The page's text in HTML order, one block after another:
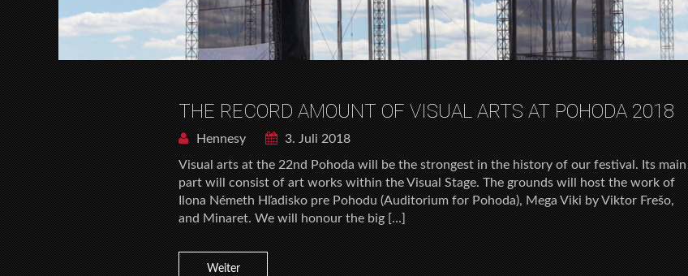
THE RECORD AMOUNT OF VISUAL ARTS AT POHODA 2018
Hennesy
3. Juli 2018
Visual arts at the 22nd Pohoda will be the strongest in the history of our festival. Its main
part will consist of art works within the Visual Stage. The grounds will host the work of
Ilona Németh Hľadisko pre Pohodu (Auditorium for Pohoda), Mega Viki by Viktor Frešo,
and Minaret. We will honour the big […]
Weiter